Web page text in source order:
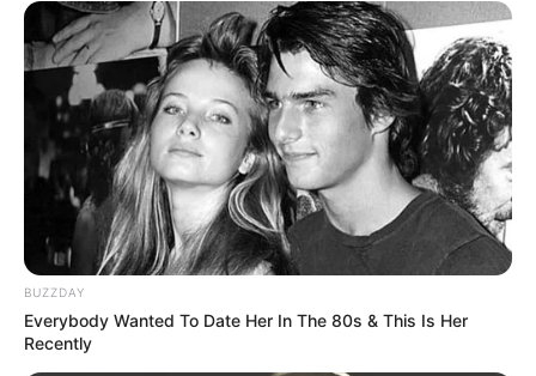
(foto: wholesalebohoclothing)
Baca juga:10 Kesalahaan Saat Makeup yang Harus
Dihindari, Biar Gak Tampak Tua
Bentuknya yang unik membuat celana ini menjadi incaran untuk
tampil beda. Pikirkan masak-masak jenisoutfit yang cocok untuk
celana harem.
BUZZDAY
Everybody Wanted To Date Her In The 80s & This Is Her
Recently